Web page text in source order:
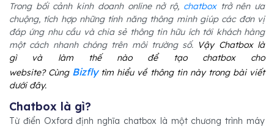
Trong bối cảnh kinh doanh online nở rộ, chatbox trở nên ưa
chuộng, tích hợp những tính năng thông minh giúp các đơn vị
đáp ứng nhu cầu và chia sẻ thông tin hữu ích tới khách hàng
một cách nhanh chóng trên môi trường số. Vậy Chatbox là
gì và làm thế nào để tạo chatbox cho
website? Cùng Bizfly tìm hiểu về thông tin này trong bài viết
dưới đây.
Chatbox là gì?
Từ điển Oxford định nghĩa chatbox là một chương trình máy